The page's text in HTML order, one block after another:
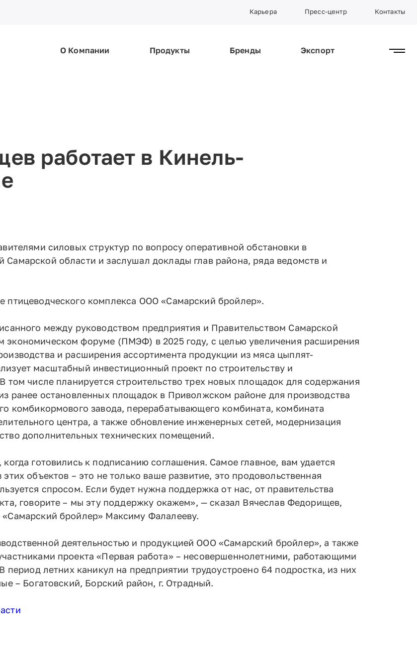
Карьера Пресс-центр Контакты
О Компании Продукты Бренды Экспорт
работает в Кинель-
силовых структур по вопросу оперативной обстановки в
области и заслушал доклады глав района, ряда ведомств и
птицеводческого комплекса ООО «Самарский бройлер».
между руководством предприятия и Правительством Самарской
экономическом форуме (ПМЭФ) в 2025 году, с целью увеличения расширения
и расширения ассортимента продукции из мяса цыплят-
масштабный инвестиционный проект по строительству и
том числе планируется строительство трех новых площадок для содержания
ранее остановленных площадок в Приволжском районе для производства
комбикормового завода, перерабатывающего комбината, комбината
центра, а также обновление инженерных сетей, модернизация
дополнительных технических помещений.
готовились к подписанию соглашения. Самое главное, вам удается
объектов – это не только ваше развитие, это продовольственная
спросом. Если будет нужна поддержка от нас, от правительства
говорите – мы эту поддержку окажем», — сказал Вячеслав Федорищев,
бройлер» Максиму Фалалееву.
деятельностью и продукцией ООО «Самарский бройлер», а также
проекта «Первая работа» – несовершеннолетними, работающими
период летних каникул на предприятии трудоустроено 64 подростка, из них
– Богатовский, Борский район, г. Отрадный.